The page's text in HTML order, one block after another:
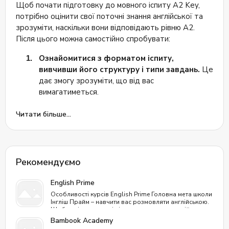
програму навчання та відштовхуються від конкретних
цілей студента, а зручний онлайн формат відмінно
підходить людям, які мають щільний графік та не
хочуть витрачати час на дорогу до школи. За
подальшою інформацією перейдіть на сайт Los
Angeles English School.
Щоб почати підготовку до мовного іспиту A2 Key,
потрібно оцінити свої поточні знання англійської та
зрозуміти, наскільки вони відповідають рівню A2.
Після цього можна самостійно спробувати:
Ознайомитися з форматом іспиту,
вивчивши його структуру і типи завдань. Це
дає змогу зрозуміти, що від вас
вимагатиметься.
Визначити свої слабкі місця.
обмежені. Від цього залежить вибір методики
Знайти курси англійської мови KET.
підготовки онлайн буде ефективним кроком
перед складанням іспиту. Сервіс School Guide
пропонує безліч варіантів мовних шкіл для
індивідуальних або групових занять.
Читати більше...
Рекомендуємо
English Prime
Особливості курсів English Prime Головна мета школи
Інгліш Прайм – навчити вас розмовляти англійською.
Щоб навіть люди, які ніколи не вивчали англійську
мову, оволоділи нею, як другою рідною. Процес
проходить природним шляхом, як у дитинстві, без
Bambook Academy